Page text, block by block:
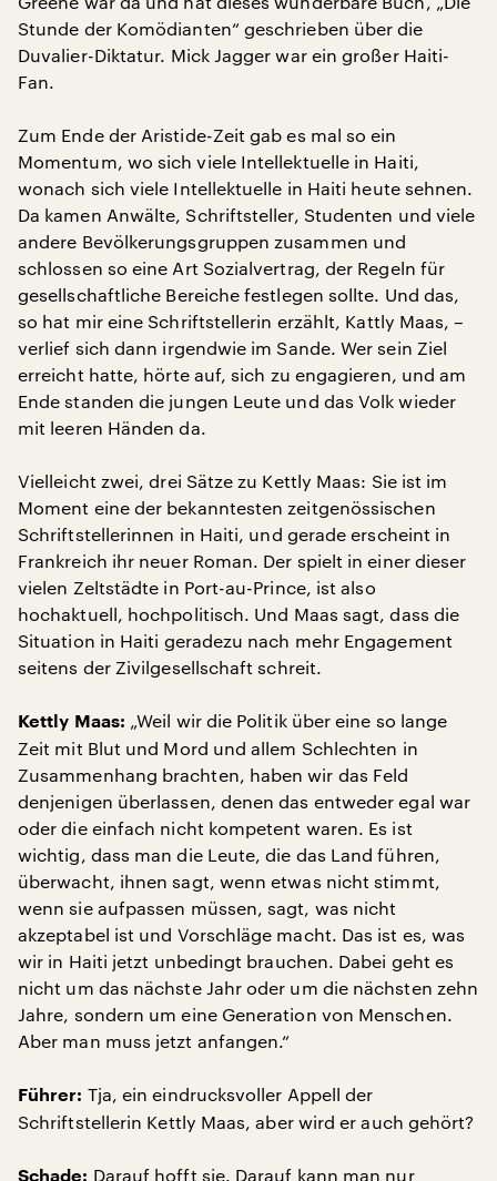
Stunde der Komödianten“ geschrieben über die
Duvalier-Diktatur. Mick Jagger war ein großer Haiti-
Fan.
Zum Ende der Aristide-Zeit gab es mal so ein
Momentum, wo sich viele Intellektuelle in Haiti,
wonach sich viele Intellektuelle in Haiti heute sehnen.
Da kamen Anwälte, Schriftsteller, Studenten und viele
andere Bevölkerungsgruppen zusammen und
schlossen so eine Art Sozialvertrag, der Regeln für
gesellschaftliche Bereiche festlegen sollte. Und das,
so hat mir eine Schriftstellerin erzählt, Kattly Maas, –
verlief sich dann irgendwie im Sande. Wer sein Ziel
erreicht hatte, hörte auf, sich zu engagieren, und am
Ende standen die jungen Leute und das Volk wieder
mit leeren Händen da.
Vielleicht zwei, drei Sätze zu Kettly Maas: Sie ist im
Moment eine der bekanntesten zeitgenössischen
Schriftstellerinnen in Haiti, und gerade erscheint in
Frankreich ihr neuer Roman. Der spielt in einer dieser
vielen Zeltstädte in Port-au-Prince, ist also
hochaktuell, hochpolitisch. Und Maas sagt, dass die
Situation in Haiti geradezu nach mehr Engagement
seitens der Zivilgesellschaft schreit.
Kettly Maas: „Weil wir die Politik über eine so lange
Zeit mit Blut und Mord und allem Schlechten in
Zusammenhang brachten, haben wir das Feld
denjenigen überlassen, denen das entweder egal war
oder die einfach nicht kompetent waren. Es ist
wichtig, dass man die Leute, die das Land führen,
überwacht, ihnen sagt, wenn etwas nicht stimmt,
wenn sie aufpassen müssen, sagt, was nicht
akzeptabel ist und Vorschläge macht. Das ist es, was
wir in Haiti jetzt unbedingt brauchen. Dabei geht es
nicht um das nächste Jahr oder um die nächsten zehn
Jahre, sondern um eine Generation von Menschen.
Aber man muss jetzt anfangen.“
Führer: Tja, ein eindrucksvoller Appell der
Schriftstellerin Kettly Maas, aber wird er auch gehört?
Schade: Darauf hofft sie. Darauf kann man nur